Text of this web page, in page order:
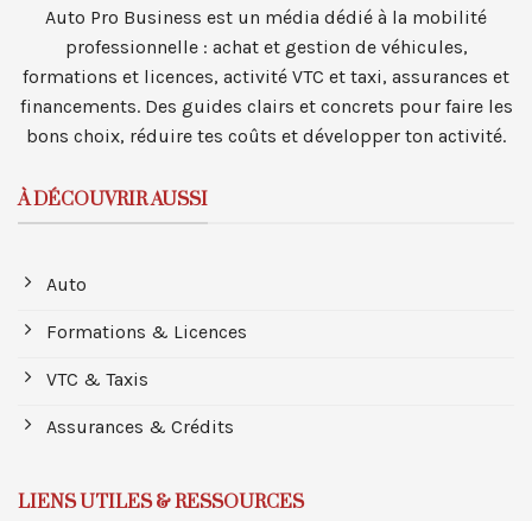
Auto Pro Business est un média dédié à la mobilité
professionnelle : achat et gestion de véhicules,
formations et licences, activité VTC et taxi, assurances et
financements. Des guides clairs et concrets pour faire les
bons choix, réduire tes coûts et développer ton activité.
À DÉCOUVRIR AUSSI
Auto
Formations & Licences
VTC & Taxis
Assurances & Crédits
LIENS UTILES & RESSOURCES